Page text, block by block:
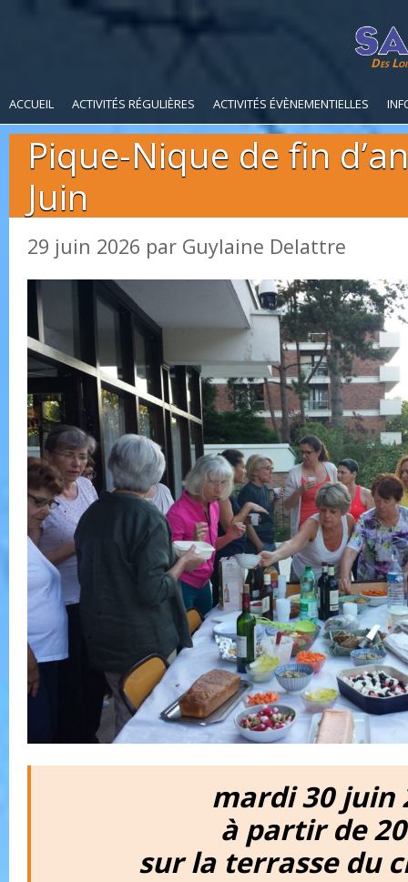
Des
ACCUEIL ACTIVITÉS RÉGULIÈRES ACTIVITÉS ÉVÈNEMENTIELLES
Pique-Nique de fin
Juin
29 juin 2026 par Guylaine Delattre
mardi 30 juin
à partir de
sur la terrasse du